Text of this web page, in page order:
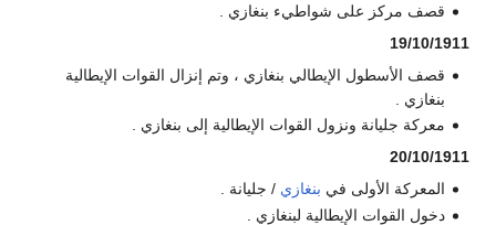
قصف مركز على شواطيء بنغازي .
19/10/1911
قصف الأسطول الإيطالي بنغازي ، وتم إنزال القوات الإيطالية
بنغازي .
معركة جليانة ونزول القوات الإيطالية إلى بنغازي .
20/10/1911
المعركة الأولى في بنغازي / جليانة .
دخول القوات الإيطالية لبنغازي .